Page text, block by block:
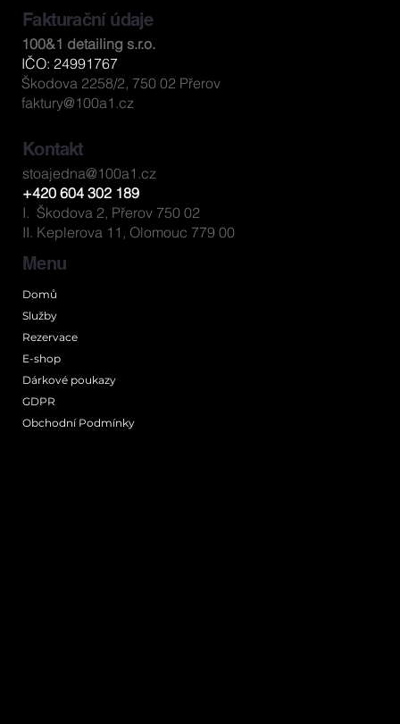
čistíren odpadních vod.
Použití:
Ředění: ruční mytí 1:200 (50 ml na 10 l vody),
vysokotlak 1:5 až 1:10.
Postup: Auto opláchněte, naneste rozpuštěný šampon
vysušte mikrovláknovým ručníkem. Nikdy nemýt na
slunci ani na horkém laku.
Obsah / velikost: 1 l
Menu
Domů
Služby
Rezervace
E-shop
Dárkové poukazy
GDPR
Obchodní Podmínky
Fakturační údaje
100&1 detailing s.r.o.
IČO: 24991767
Škodova 2258/2, 750 02 Přerov
faktury@100a1.cz
Kontakt
stoajedna@100a1.cz
+420 604 302 189
I. Škodova 2, Přerov 750 02
II. Keplerova 11, Olomouc 779 00